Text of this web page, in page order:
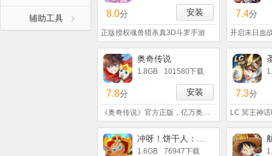
辅助工具 8.0分 安装
正版授权魂兽猎杀真3D斗罗手游
7.4分
开启末日血
奥奇传说
1.8GB 101580下载
7.8分 安装
《奥奇传说》官方正版，亿万奥奇集结令
7.3分
LC 冥王神
1.6GB 76947下载